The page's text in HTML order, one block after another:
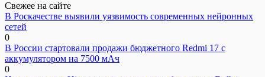
Свежее на сайте
В Роскачестве выявили уязвимость современных нейронных
сетей
0
В России стартовали продажи бюджетного Redmi 17 с
аккумулятором на 7500 мАч
0